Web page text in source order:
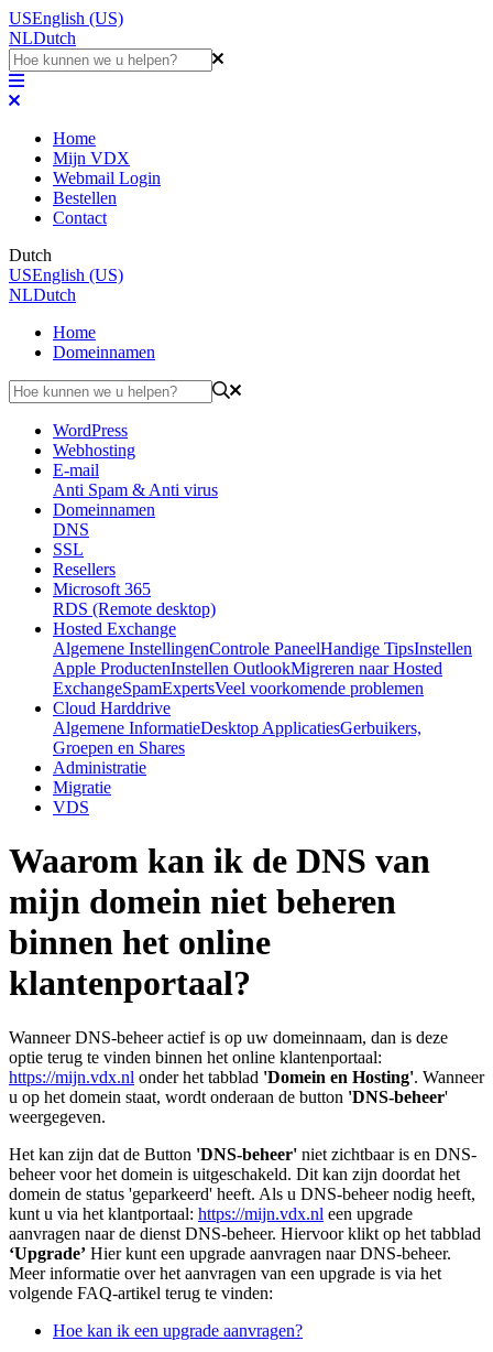
USEnglish (US)
NLDutch
Home
Mijn VDX
Webmail Login
Bestellen
Contact
Dutch
USEnglish (US)
NLDutch
Home
Domeinnamen
WordPress
Webhosting
E-mail
Anti Spam & Anti virus
Domeinnamen
DNS
SSL
Resellers
Microsoft 365
RDS (Remote desktop)
Hosted Exchange
Algemene InstellingenControle PaneelHandige TipsInstellen
Apple ProductenInstellen OutlookMigreren naar Hosted
ExchangeSpamExpertsVeel voorkomende problemen
Cloud Harddrive
Algemene InformatieDesktop ApplicatiesGerbuikers,
Groepen en Shares
Administratie
Migratie
VDS
Waarom kan ik de DNS van
mijn domein niet beheren
binnen het online
klantenportaal?
Wanneer DNS-beheer actief is op uw domeinnaam, dan is deze
optie terug te vinden binnen het online klantenportaal:
https://mijn.vdx.nl onder het tabblad 'Domein en Hosting'. Wanneer
u op het domein staat, wordt onderaan de button 'DNS-beheer'
weergegeven.
Het kan zijn dat de Button 'DNS-beheer' niet zichtbaar is en DNS-
beheer voor het domein is uitgeschakeld. Dit kan zijn doordat het
domein de status 'geparkeerd' heeft. Als u DNS-beheer nodig heeft,
kunt u via het klantportaal: https://mijn.vdx.nl een upgrade
aanvragen naar de dienst DNS-beheer. Hiervoor klikt op het tabblad
‘Upgrade’ Hier kunt een upgrade aanvragen naar DNS-beheer.
Meer informatie over het aanvragen van een upgrade is via het
volgende FAQ-artikel terug te vinden:
Hoe kan ik een upgrade aanvragen?